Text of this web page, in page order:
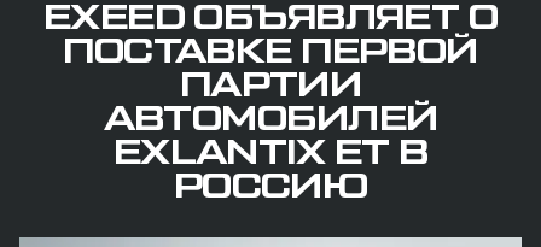
EXEED ОБЪЯВЛЯЕТ О
ПОСТАВКЕ ПЕРВОЙ
ПАРТИИ
АВТОМОБИЛЕЙ
EXLANTIX ET В
РОССИЮ